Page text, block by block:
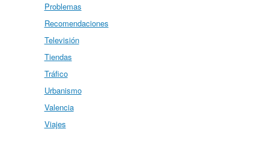
Problemas
Recomendaciones
Televisión
Tiendas
Tráfico
Urbanismo
Valencia
Viajes